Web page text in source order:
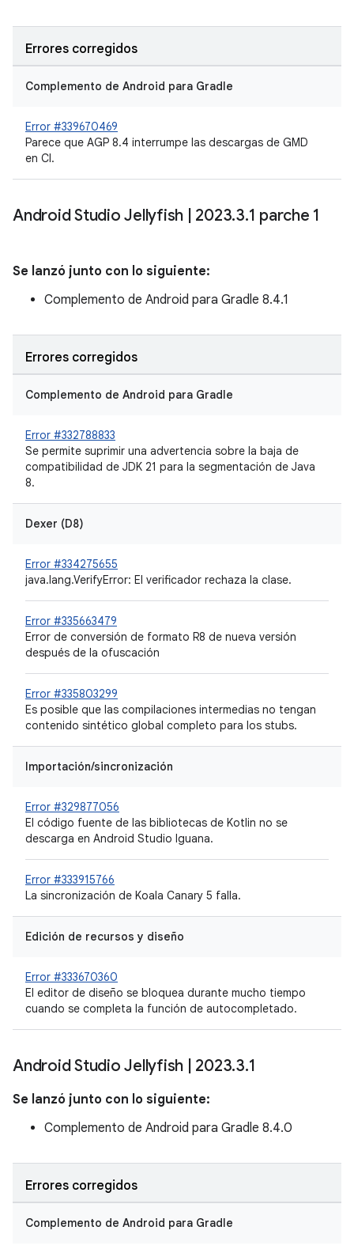
Errores corregidos
Complemento de Android para Gradle
Error #339670469
Parece que AGP 8.4 interrumpe las descargas de GMD
en CI.
Android Studio Jellyfish 2023.3.1 parche 1
Se lanzó junto con lo siguiente:
Complemento de Android para Gradle 8.4.1
Errores corregidos
Complemento de Android para Gradle
Error #332788833
Se permite suprimir una advertencia sobre la baja de
compatibilidad de JDK 21 para la segmentación de Java
8.
Dexer (D8)
Error #334275655
java.lang.VerifyError: El verificador rechaza la clase.
Error #335663479
Error de conversión de formato R8 de nueva versión
después de la ofuscación
Error #335803299
Es posible que las compilaciones intermedias no tengan
contenido sintético global completo para los stubs.
Importación/sincronización
Error #329877056
El código fuente de las bibliotecas de Kotlin no se
descarga en Android Studio Iguana.
Error #333915766
La sincronización de Koala Canary 5 falla.
Edición de recursos y diseño
Error #333670360
El editor de diseño se bloquea durante mucho tiempo
cuando se completa la función de autocompletado.
Android Studio Jellyfish 2023.3.1
Se lanzó junto con lo siguiente:
Complemento de Android para Gradle 8.4.0
Errores corregidos
Complemento de Android para Gradle